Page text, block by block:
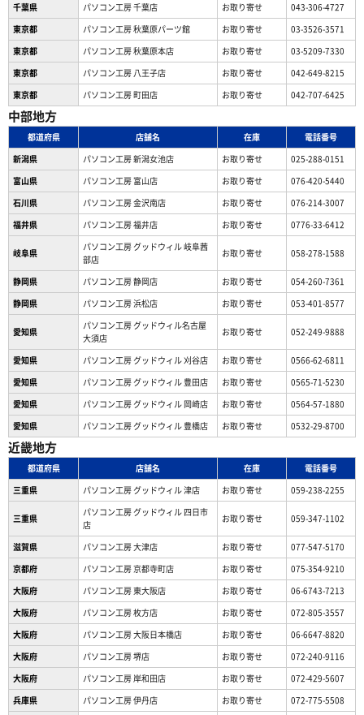
千葉県
パソコン工房 千葉店 お取り寄せ
043-306-4727
東京都
パソコン工房 秋葉原パーツ館 お取り寄せ
03-3526-3571
東京都
パソコン工房 秋葉原本店 お取り寄せ
03-5209-7330
東京都
パソコン工房 八王子店 お取り寄せ
042-649-8215
東京都
パソコン工房 町田店 お取り寄せ 042-707-6425
中部地方
都道府県 店舗名 在庫
電話番号
新潟県
パソコン工房 新潟女池店 お取り寄せ
025-288-0151
富山県
パソコン工房 富山店 お取り寄せ
076-420-5440
石川県
パソコン工房 金沢南店 お取り寄せ
076-214-3007
福井県
パソコン工房 福井店 お取り寄せ 0776-33-6412
岐阜県
パソコン工房 グッドウィル 岐阜茜
部店
お取り寄せ 058-278-1588
静岡県 パソコン工房 静岡店 お取り寄せ
054-260-7361
静岡県
パソコン工房 浜松店 お取り寄せ 053-401-8577
愛知県
パソコン工房 グッドウィル名古屋
大須店
お取り寄せ 052-249-9888
愛知県 パソコン工房 グッドウィル 刈谷店 お取り寄せ
0566-62-6811
愛知県
パソコン工房 グッドウィル 豊田店 お取り寄せ
0565-71-5230
愛知県
パソコン工房 グッドウィル 岡崎店 お取り寄せ
0564-57-1880
愛知県
パソコン工房 グッドウィル 豊橋店 お取り寄せ 0532-29-8700
近畿地方
都道府県 店舗名 在庫
電話番号
三重県
パソコン工房 グッドウィル 津店 お取り寄せ 059-238-2255
三重県
パソコン工房 グッドウィル 四日市
店
お取り寄せ 059-347-1102
滋賀県 パソコン工房 大津店 お取り寄せ
077-547-5170
京都府
パソコン工房 京都寺町店 お取り寄せ
075-354-9210
大阪府
パソコン工房 東大阪店 お取り寄せ
06-6743-7213
大阪府
パソコン工房 枚方店 お取り寄せ
072-805-3557
大阪府
パソコン工房 大阪日本橋店 お取り寄せ
06-6647-8820
大阪府
パソコン工房 堺店 お取り寄せ
072-240-9116
大阪府
パソコン工房 岸和田店 お取り寄せ
072-429-5607
兵庫県
パソコン工房 伊丹店 お取り寄せ
072-775-5508